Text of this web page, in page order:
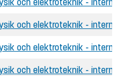
och elektroteknik -
och elektroteknik -
och elektroteknik -